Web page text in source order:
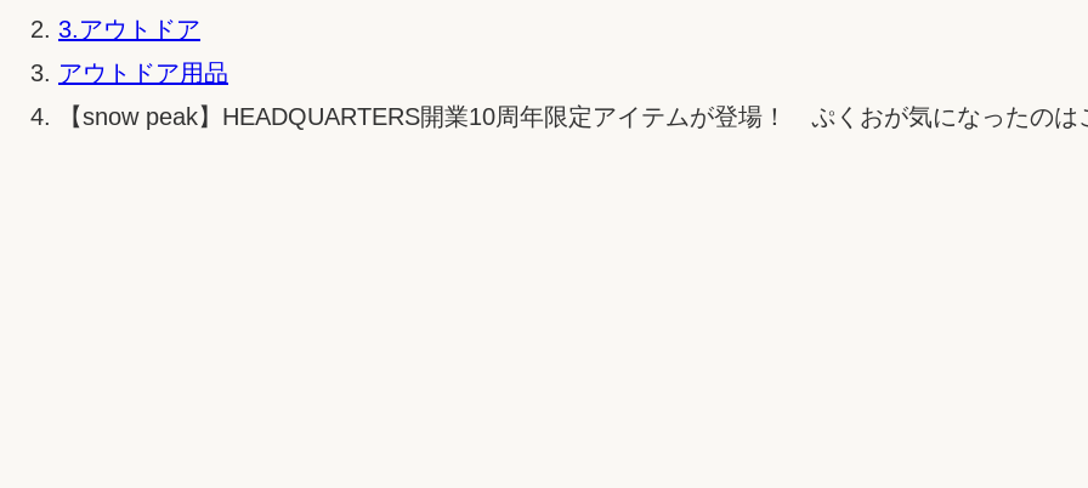
3.アウトドア
アウトドア用品
【snow peak】HEADQUARTERS開業10周年限定アイテムが登場！ ぷくおが気になったのは